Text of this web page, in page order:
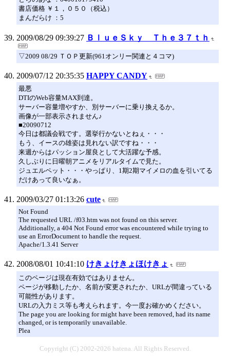
書店価格 ￥１，０５０（税込）
まんだらけ ：5
2009/08/29 09:39:27 ＢｌｕｅＳｋｙ Ｔｈｅ３７ｔｈ
▽2009 08/29 ＴＯＰ更新(961オンリー関連と４コマ)
2009/07/12 20:35:35 HAPPY CANDY
最悪
DTIのWeb容量MAX到達。
サーバー容量増やすか、別サーバーに乗り換えるか。
画像が一部表示されません♪
■20090712
今日は都議会戦です。選挙行かないとねぇ・・・
もう、イースの雄姿は見れない訳ですね・・・
来週からはパッション屋良として大活躍な予感。
久しぶりに日曜朝アニメをリアルタイムで見た。
ジュエルペット・・・やっぱり、1期2期マイメロの血を引いてる
だけあって良いなぁ。
2009/03/27 01:13:26 cute
Not Found
The requested URL /f03.htm was not found on this server.
Additionally, a 404 Not Found error was encountered while trying to
use an ErrorDocument to handle the request.
Apache/1.3.41 Server
2008/08/01 10:41:10 けきょけきょほけきょ
このページは現在有効ではありません。
ページが移動したか、名前が変更されたか、URLが間違っている
可能性があります。
URLの入力ミス等も考えられます。今一度お確かめください。
The page you are looking for might have been removed, had its name
changed, or is temporarily unavailable.
Plea
Copyright (C) 2002-2026 hatena. All Rights Reserved.